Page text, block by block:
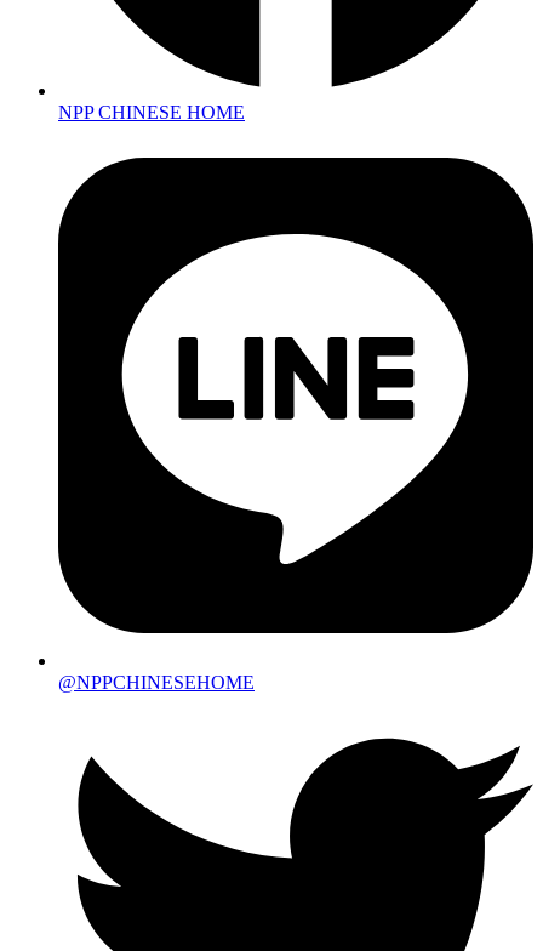
NPP CHINESE HOME
@NPPCHINESEHOME